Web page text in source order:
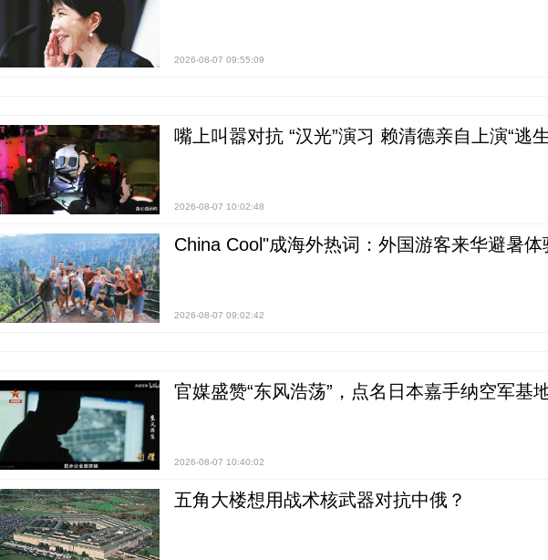
2026-08-07 09:55:09
嘴上叫嚣对抗 “汉光”演习 赖清德亲自上演“逃
2026-08-07 10:02:48
China Cool"成海外热词：外国游客来华避暑
2026-08-07 09:02:42
官媒盛赞“东风浩荡”，点名日本嘉手纳空军基
2026-08-07 10:40:02
五角大楼想用战术核武器对抗中俄？